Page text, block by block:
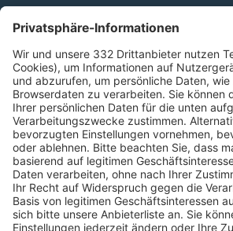
Kontakt
HÄUFIG BESUCHTE SEITEN
Pässe und Vereinswechsel
Trainerausbildung
Schulungsangebot Vereinsmitarbeiter
BFV-Geschäftsstellen
Trainerbörse
Login SpielPlus